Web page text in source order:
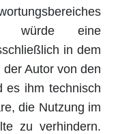
würde eine
in dem
Autor von den
es ihm technisch
die Nutzung im
zu verhindern.